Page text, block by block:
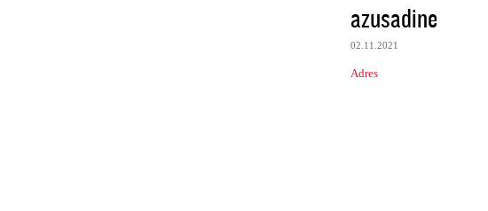
azusadine
02.11.2021
Adres